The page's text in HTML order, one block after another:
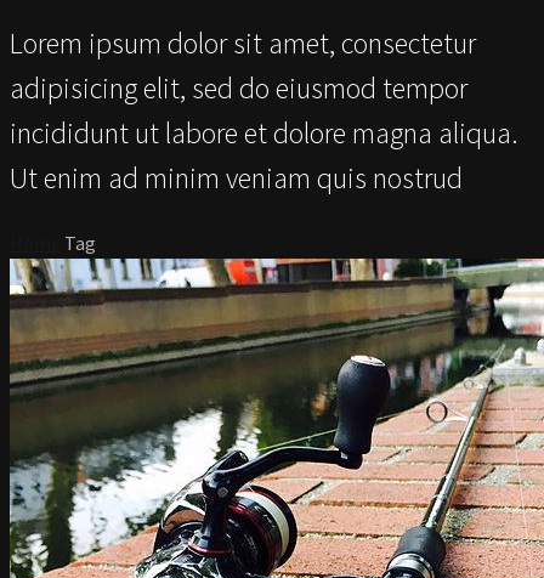
Lorem ipsum dolor sit amet, consectetur
adipisicing elit, sed do eiusmod tempor
incididunt ut labore et dolore magna aliqua.
Ut enim ad minim veniam quis nostrud
Tag